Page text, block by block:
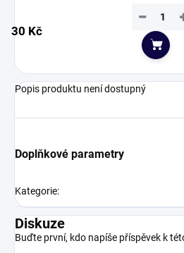
30 Kč
−
Do
Popis produktu není dostupný
Doplňkové parametry
Kategorie:
Diskuze
Buďte první, kdo napíše příspěvek k